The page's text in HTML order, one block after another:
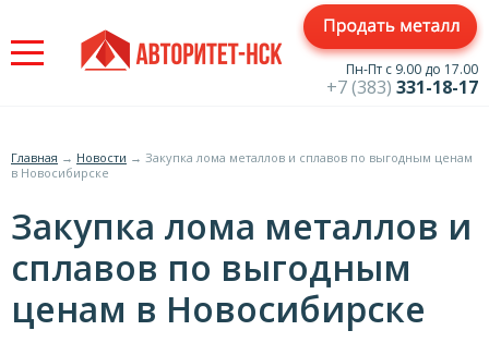
to
navigation
Пн-Пт с 9.00 до 17.00
+7 (383) 331-18-17
здесь
Главная → Новости → Закупка лома металлов и сплавов по выгодным ценам
в Новосибирске
Закупка лома металлов и
сплавов по выгодным
ценам в Новосибирске